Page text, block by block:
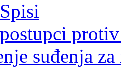
suđenja